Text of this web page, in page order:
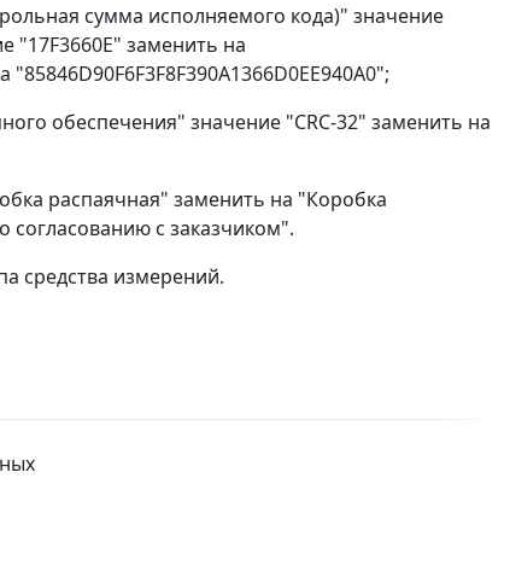
сумма исполняемого кода)" значение
"17F3660E" заменить на
обеспечения" значение "CRC-32" заменить на
распаячная" заменить на "Коробка
с заказчиком".
средства измерений.